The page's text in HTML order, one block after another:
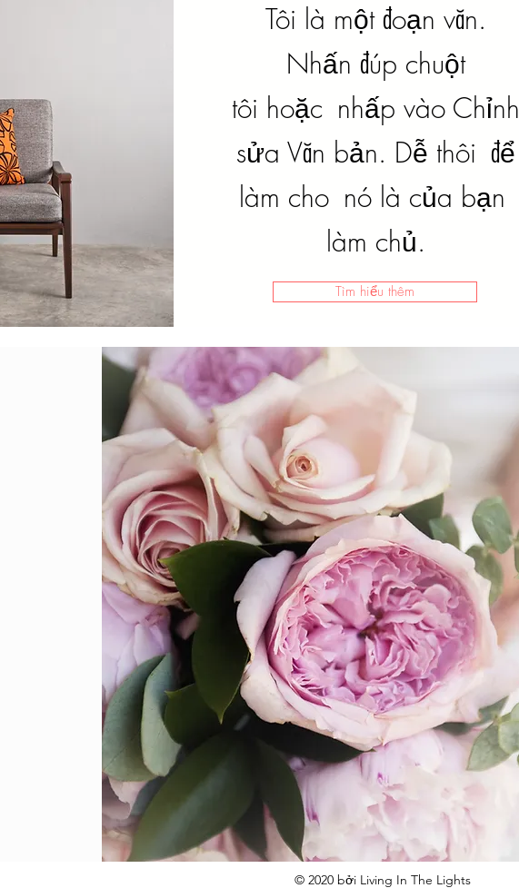
Tôi là một đoạn văn.
Nhấn đúp chuột
tôi hoặc nhấp vào Chỉnh
sửa Văn bản. Dễ thôi để
làm cho nó là của bạn
làm chủ.
Tìm hiểu thêm
© 2020 bởi Living In The Lights